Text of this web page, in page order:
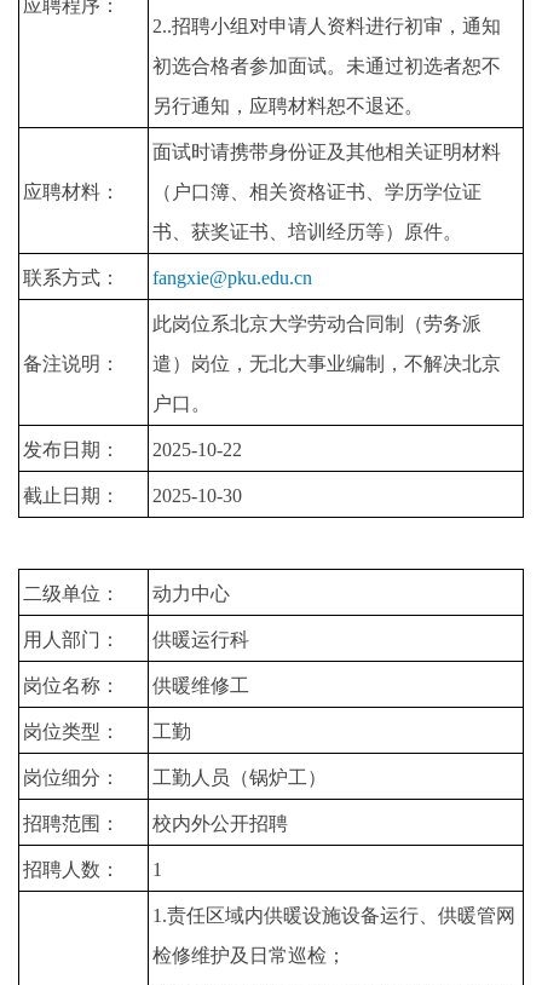
应聘程序：
2..招聘小组对申请人资料进行初审，通知
初选合格者参加面试。未通过初选者恕不
另行通知，应聘材料恕不退还。
应聘材料：
面试时请携带身份证及其他相关证明材料
（户口簿、相关资格证书、学历学位证
书、获奖证书、培训经历等）原件。
联系方式： fangxie@pku.edu.cn
备注说明：
此岗位系北京大学劳动合同制（劳务派
遣）岗位，无北大事业编制，不解决北京
户口。
发布日期： 2025-10-22
截止日期： 2025-10-30
二级单位： 动力中心
用人部门： 供暖运行科
岗位名称： 供暖维修工
岗位类型： 工勤
岗位细分： 工勤人员（锅炉工）
招聘范围： 校内外公开招聘
招聘人数： 1
1.责任区域内供暖设施设备运行、供暖管网
检修维护及日常巡检；